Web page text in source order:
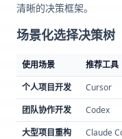
清晰的决策框架。
场景化选择决策树
使用场景 推荐工具
个人项目开发
Cursor
团队协作开发
Codex
大型项目重构
Claude